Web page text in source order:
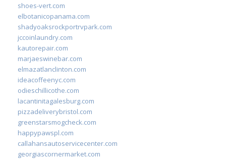
shoes-vert.com
elbotanicopanama.com
shadyoaksrockportrvpark.com
jccoinlaundry.com
kautorepair.com
marjaeswinebar.com
elmazatlanclinton.com
ideacoffeenyc.com
odieschillicothe.com
lacantinitagalesburg.com
pizzadeliverybristol.com
greenstarsmogcheck.com
happypawspl.com
callahansautoservicecenter.com
georgiascornermarket.com